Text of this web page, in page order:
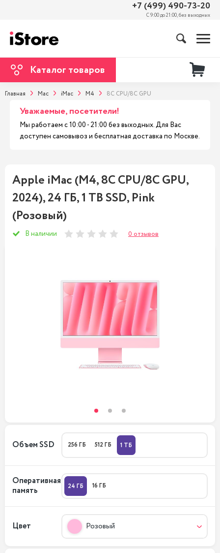
+7 (499) 490-73-20
С 9:00 до 21:00, без выходных
Каталог товаров
Главная Mac iMac M4 8C CPU/8C GPU
Уважаемые, посетители!
Мы работаем с 10:00 - 21:00 без выходных. Для Вас
доступен самовывоз и бесплатная доставка по Москве.
Apple iMac (M4, 8C CPU/8C GPU,
2024), 24 ГБ, 1 TB SSD, Pink
(Розовый)
В наличии 0 отзывов
Объем SSD 256 ГБ 512 ГБ 1 ТБ
Оперативная
память
24 ГБ 16 ГБ
Цвет Розовый